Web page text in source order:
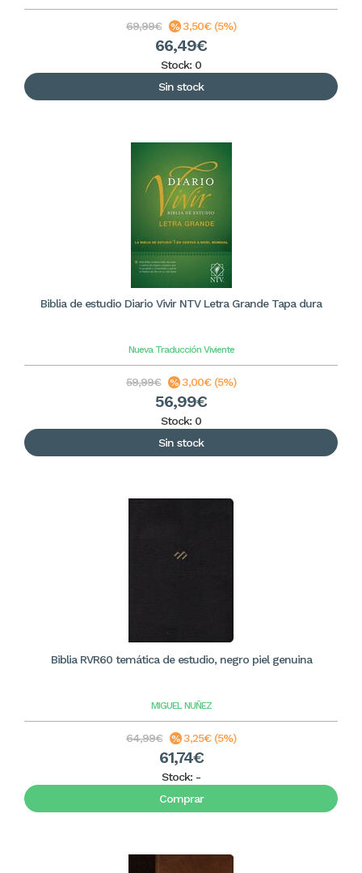
69,99€ 3,50€ (5%)
66,49€
Stock: 0
Sin stock
Biblia de estudio Diario Vivir NTV Letra Grande Tapa dura
Nueva Traducción Viviente
59,99€ 3,00€ (5%)
56,99€
Stock: 0
Sin stock
Biblia RVR60 temática de estudio, negro piel genuina
MIGUEL NUÑEZ
64,99€ 3,25€ (5%)
61,74€
Stock: -
Comprar